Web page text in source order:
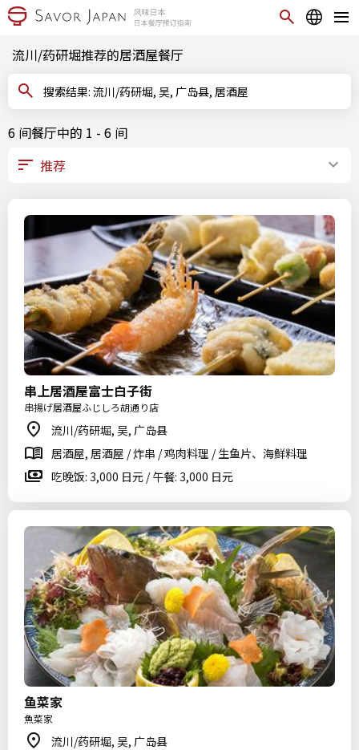
流川/药研堀推荐的居酒屋餐厅
搜索结果: 流川/药研堀, 吴, 广岛县, 居酒屋
6 间餐厅中的 1 - 6 间
串上居酒屋富士白子街
串揚げ居酒屋ふじしろ胡通り店
流川/药研堀, 吴, 广岛县
居酒屋, 居酒屋 / 炸串 / 鸡肉料理 / 生鱼片、海鲜料理
吃晚饭: 3,000 日元 / 午餐: 3,000 日元
鱼菜家
魚菜家
流川/药研堀, 吴, 广岛县